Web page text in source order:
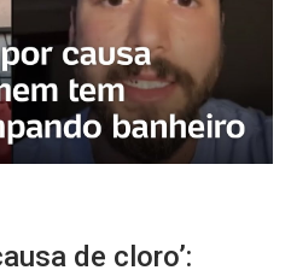
de cloro’: